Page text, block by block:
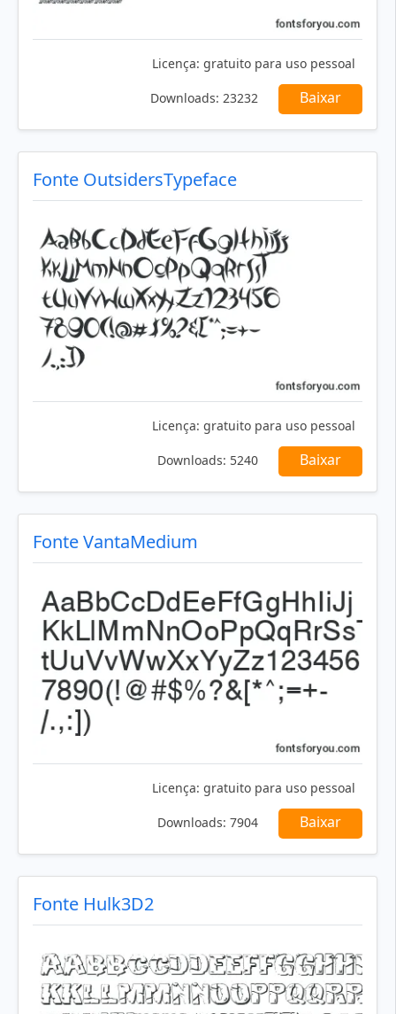
Licença: gratuito para uso pessoal
Downloads: 23232 Baixar
Fonte OutsidersTypeface
Licença: gratuito para uso pessoal
Downloads: 5240 Baixar
Fonte VantaMedium
Licença: gratuito para uso pessoal
Downloads: 7904 Baixar
Fonte Hulk3D2